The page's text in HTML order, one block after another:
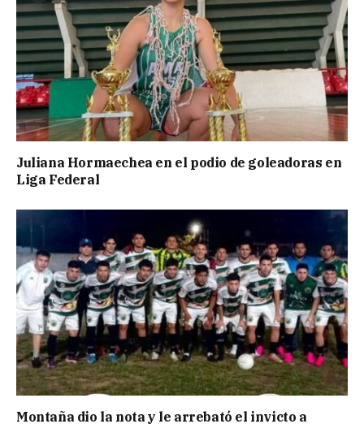
Juliana Hormaechea en el podio de goleadoras en
Liga Federal
Montaña dio la nota y le arrebató el invicto a